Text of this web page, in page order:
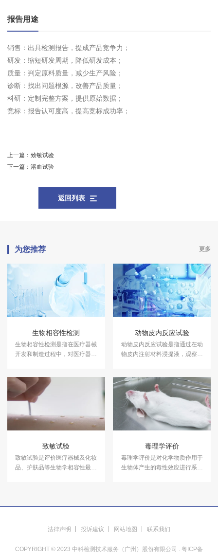
报告用途
销售：出具检测报告，提成产品竞争力；
研发：缩短研发周期，降低研发成本；
质量：判定原料质量，减少生产风险；
诊断：找出问题根源，改善产品质量；
科研：定制完整方案，提供原始数据；
竞标：报告认可度高，提高竞标成功率；
上一篇： 致敏试验
下一篇： 溶血试验
返回列表
为您推荐 更多
生物相容性检测
生物相容性检测是指在医疗器械
开发和制造过程中，对医疗器械
动物皮内反应试验
动物皮内反应试验是指通过在动
物皮内注射材料浸提液，观察材
致敏试验
致敏试验是评价医疗器械及化妆
品、护肤品等生物学相容性最常
敏试验，检测报告具有CMA资
毒理学评价
毒理学评价是对化学物质作用于
生物体产生的毒性效应进行系统
法律声明 投诉建议 网站地图 联系我们
COPYRIGHT © 2023 中科检测技术服务（广州）股份有限公司 . 粤ICP备